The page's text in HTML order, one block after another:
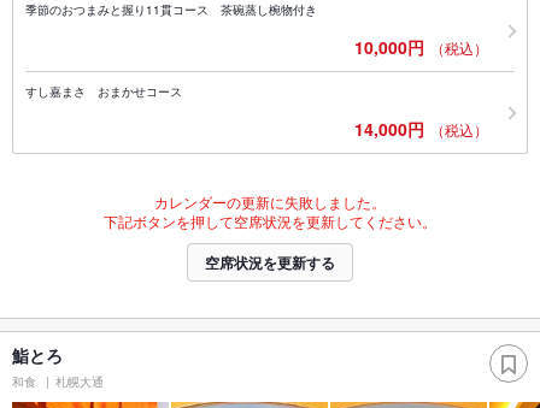
季節のおつまみと握り11貫コース 茶碗蒸し椀物付き
10,000円 （税込）
すし嘉まさ おまかせコース
14,000円 （税込）
カレンダーの更新に失敗しました。
下記ボタンを押して空席状況を更新してください。
空席状況を更新する
鮨とろ
和食 札幌大通